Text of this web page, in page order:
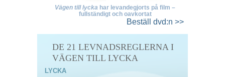
Vägen till lycka har levandegjorts på film –
fullständigt och oavkortat
Beställ dvd:n >>
DE 21 LEVNADSREGLERNA I
VÄGEN TILL LYCKA
LYCKA